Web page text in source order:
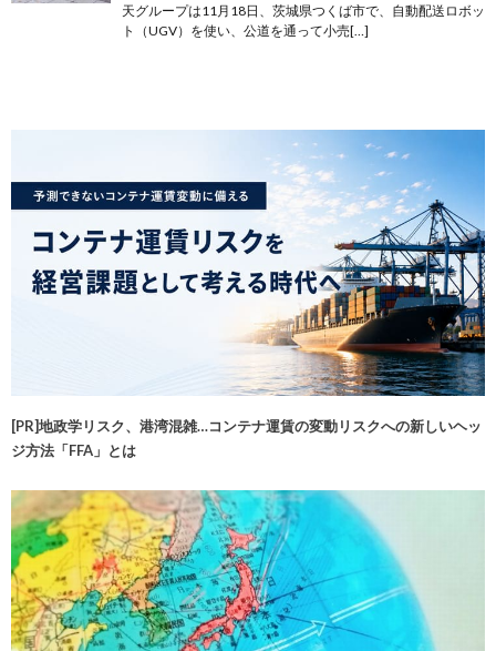
天グループは11月18日、茨城県つくば市で、自動配送ロボッ
ト（UGV）を使い、公道を通って小売[…]
[PR]地政学リスク、港湾混雑…コンテナ運賃の変動リスクへの新しいヘッ
ジ方法「FFA」とは